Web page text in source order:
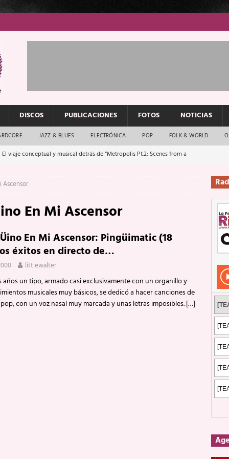
DISCOS PUBLICACIONES FOTOS NOTICIAS
JAZZ & BLUES ELECTRÓNICA POP FOLK & WORLD
El viaje conceptual y musical detrás de “Metropolis Pt.2: Scenes from a
El rock urbano sigue en buenas manos
que van a escucharte te saludan
ENTREVISTAS
certificados
ENTREVISTAS
2 de mayo de 2026 en Fuengirola
Su ‘aullido’ retumbó ferozmente en Fuengirola.
La historia de Nintendo Vol. 2 PUBLICACIONES
Ascensor
En Mi Ascensor
En Mi Ascensor: Pingüimatic (18
éxitos en directo de…
littlewalter
años un tipo, armado casi exclusivamente con un organillo y
musicales muy básicos, se dedicó a hacer canciones de
con un voz nasal muy marcada y unas letras imposibles.[…]